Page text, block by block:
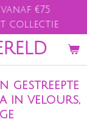
€75
collectie
gestreepte
in velours,